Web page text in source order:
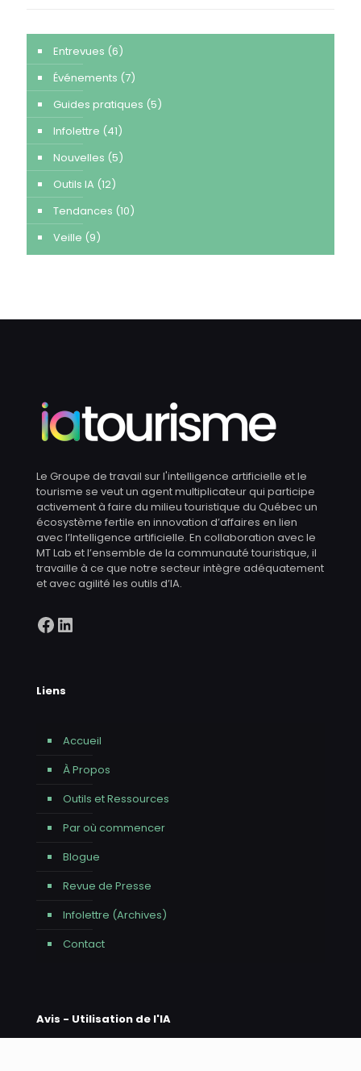
Entrevues (6)
Événements (7)
Guides pratiques (5)
Infolettre (41)
Nouvelles (5)
Outils IA (12)
Tendances (10)
Veille (9)
Le Groupe de travail sur l'intelligence artificielle et le
tourisme se veut un agent multiplicateur qui participe
activement à faire du milieu touristique du Québec un
écosystème fertile en innovation d’affaires en lien
avec l’Intelligence artificielle. En collaboration avec le
MT Lab et l’ensemble de la communauté touristique, il
travaille à ce que notre secteur intègre adéquatement
et avec agilité les outils d’IA.
Facebook
LinkedIn
Liens
Accueil
À Propos
Outils et Ressources
Par où commencer
Blogue
Revue de Presse
Infolettre (Archives)
Contact
Avis - Utilisation de l'IA